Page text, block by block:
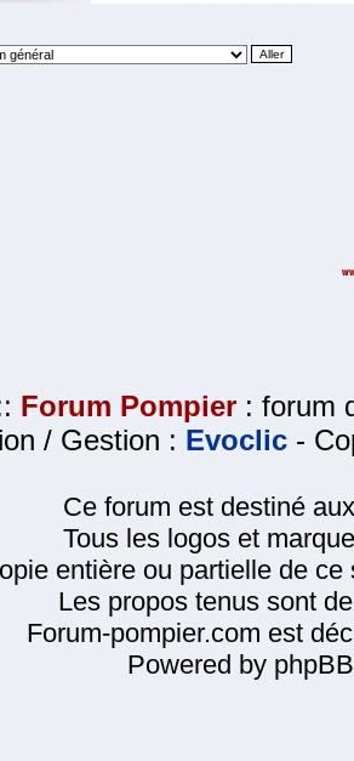
Forum Pompier : forum
/ Gestion : Evoclic -
Ce forum est destiné
Tous les logos et
entière ou partielle de
Les propos tenus sont
Forum-pompier.com est
Powered by